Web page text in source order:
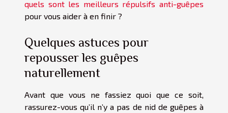
quels sont les meilleurs répulsifs anti-guêpes
pour vous aider à en finir ?
Quelques astuces pour
repousser les guêpes
naturellement
Avant que vous ne fassiez quoi que ce soit,
rassurez-vous qu’il n’y a pas de nid de guêpes à